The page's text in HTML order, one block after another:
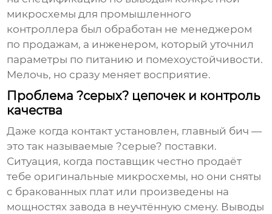
микросхемы для промышленного
контроллера был обработан не менеджером
по продажам, а инженером, который уточнил
параметры по питанию и помехоустойчивости.
Мелочь, но сразу меняет восприятие.
Проблема ?серых? цепочек и контроль
качества
Даже когда контакт установлен, главный бич —
это так называемые ?серые? поставки.
Ситуация, когда поставщик честно продаёт
тебе оригинальные микросхемы, но они сняты
с бракованных плат или произведены на
мощностях завода в неучтённую смену. Выводы